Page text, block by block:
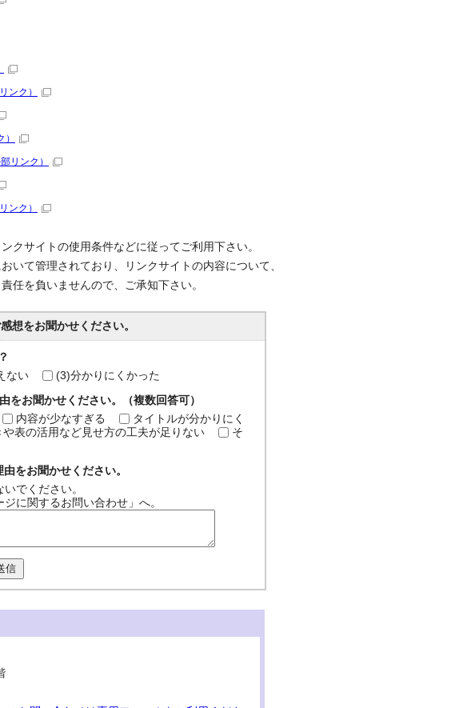
ンク）
部リンク）
ンク）
クサイトの使用条件などに従ってご利用下さい。
いて管理されており、リンクサイトの内容について、
任を負いませんので、ご承知下さい。
想をお聞かせください。
ない (3)分かりにくかった
お聞かせください。（複数回答可）
内容が少なすぎる
タイトルが分かりにく
や表の活用など見せ方の工夫が足りない
そ
をお聞かせください。
でください。
に関するお問い合わせ」へ。
信